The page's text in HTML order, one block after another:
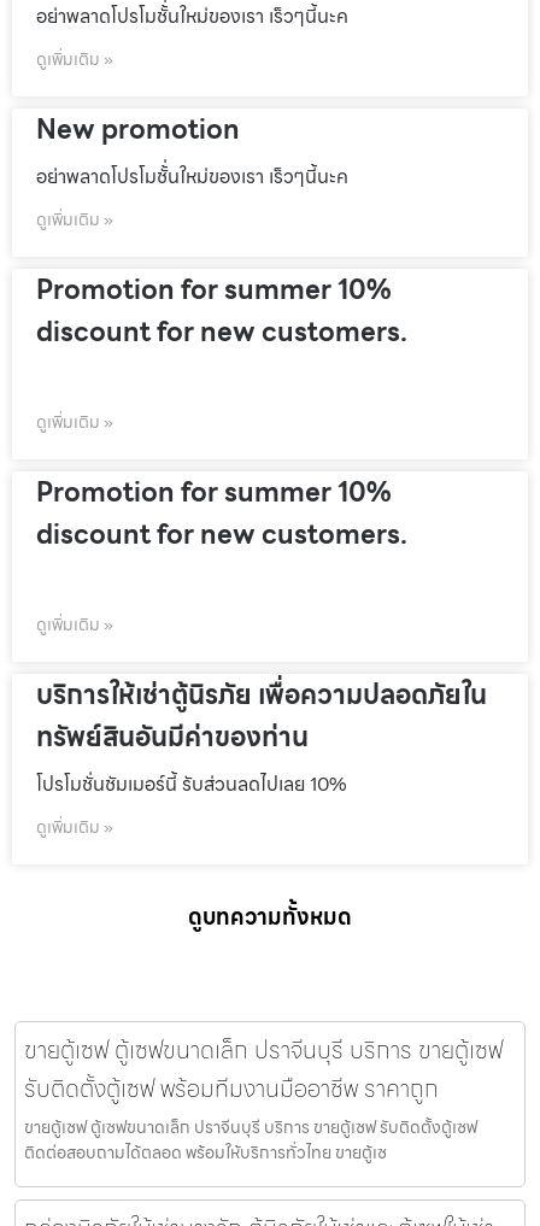
อย่าพลาดโปรโมชั้่นใหม่ของเรา เร็วๆนี้นะค
ดูเพิ่มเติม »
New promotion
อย่าพลาดโปรโมชั้่นใหม่ของเรา เร็วๆนี้นะค
ดูเพิ่มเติม »
Promotion for summer 10%
discount for new customers.
ดูเพิ่มเติม »
Promotion for summer 10%
discount for new customers.
ดูเพิ่มเติม »
บริการให้เช่าตู้นิรภัย เพื่อความปลอดภัยใน
ทรัพย์สินอันมีค่าของท่าน
โปรโมชั่นชัมเมอร์นี้ รับส่วนลดไปเลย 10%
ดูเพิ่มเติม »
ดูบทความทั้งหมด
ขายตู้เซฟ ตู้เซฟขนาดเล็ก ปราจีนบุรี บริการ ขายตู้เซฟ
รับติดตั้งตู้เซฟ พร้อมทีมงานมืออาชีพ ราคาถูก
ขายตู้เซฟ ตู้เซฟขนาดเล็ก ปราจีนบุรี บริการ ขายตู้เซฟ รับติดตั้งตู้เซฟ
ติดต่อสอบถามได้ตลอด พร้อมให้บริการทั่วไทย ขายตู้เซ